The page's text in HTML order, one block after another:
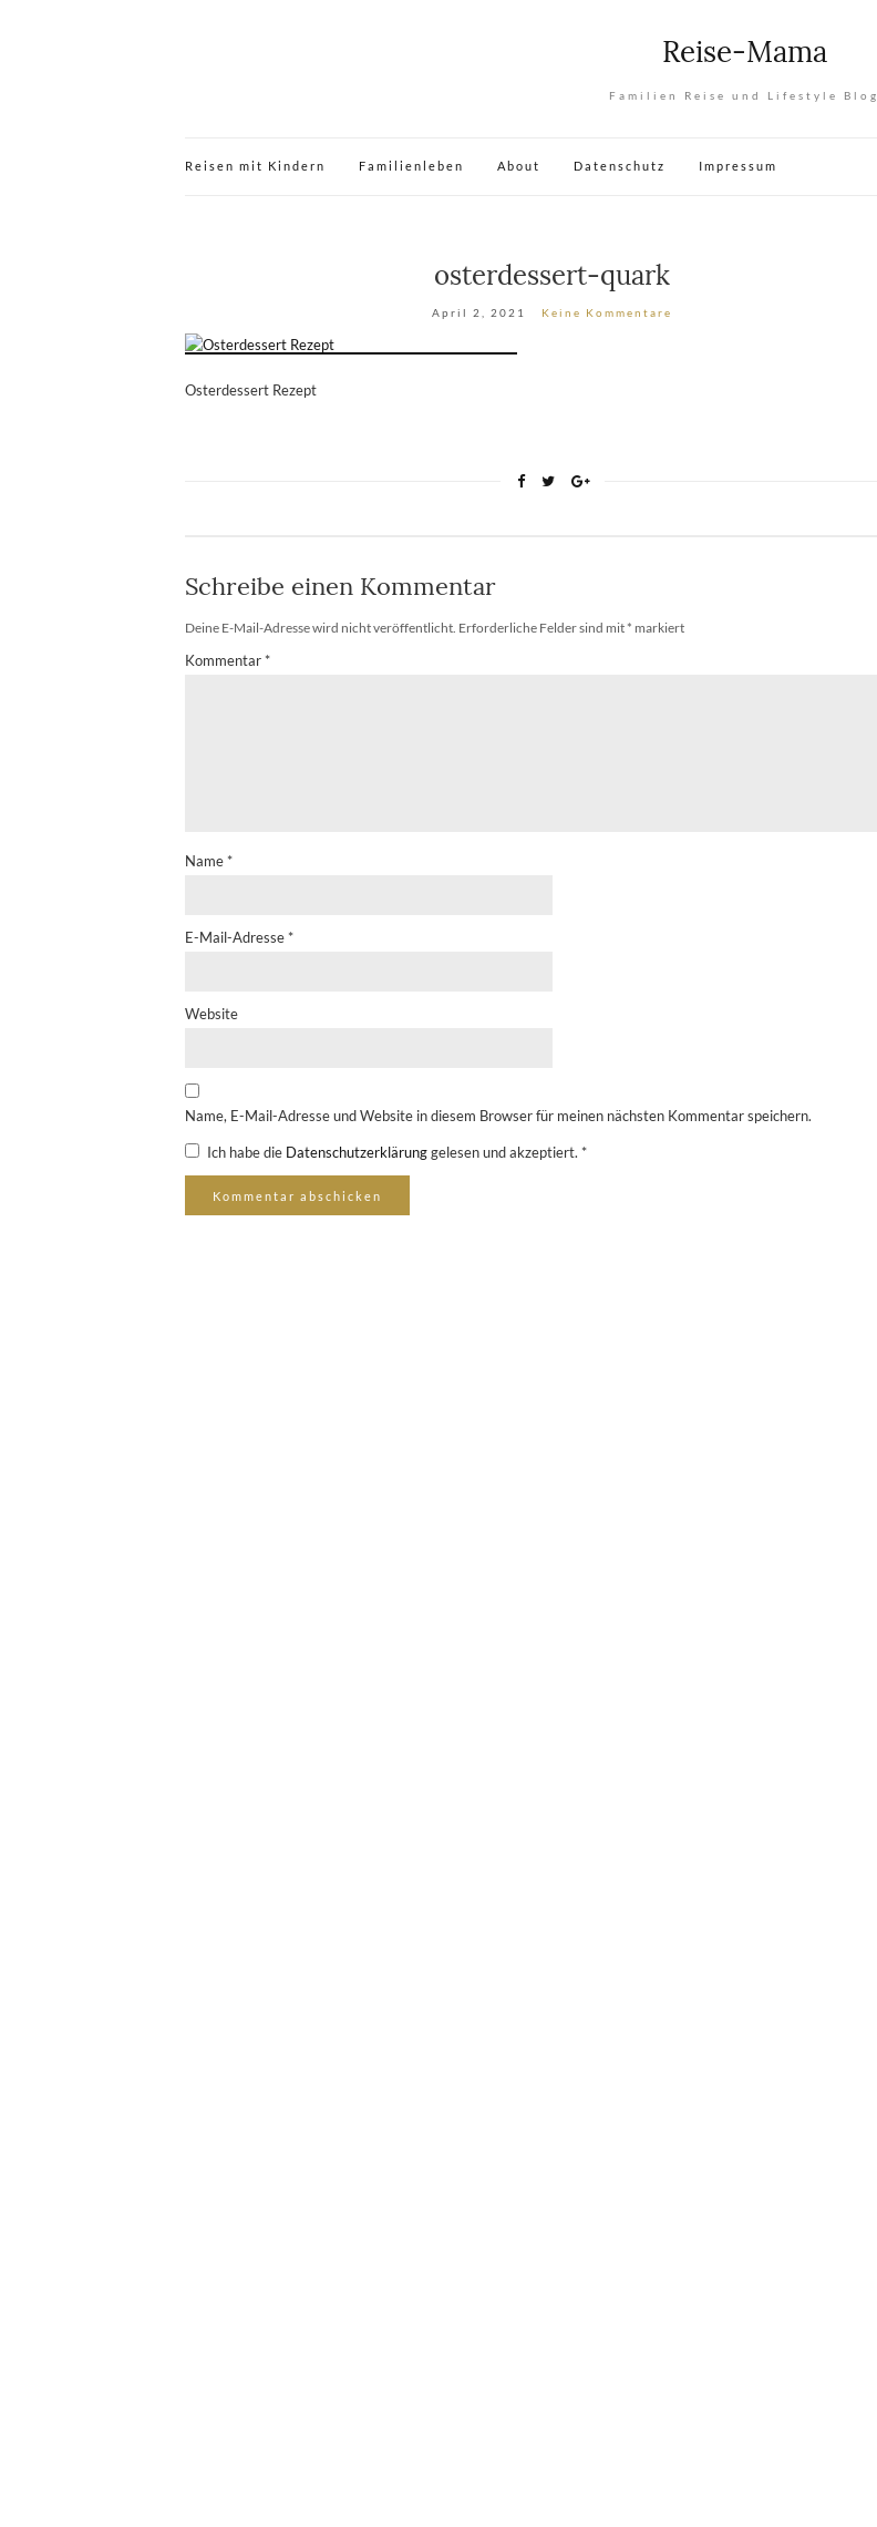
Reise-Mama
Familien Reise und Lifestyle Blog
Reisen mit Kindern Familienleben About Datenschutz Impressum
osterdessert-quark
April 2, 2021 Keine Kommentare
Osterdessert Rezept
Schreibe einen Kommentar
Deine E-Mail-Adresse wird nicht veröffentlicht. Erforderliche Felder sind mit * markiert
Kommentar *
Name *
E-Mail-Adresse *
Website
Name, E-Mail-Adresse und Website in diesem Browser für meinen nächsten Kommentar speichern.
Ich habe die Datenschutzerklärunggelesen und akzeptiert. *